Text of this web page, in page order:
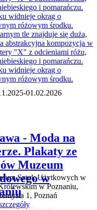
01.02.2026
- Moda na
Plakaty ze
Muzeum
w
Sztuk Użytkowych w
w Poznaniu,
1, Poznań